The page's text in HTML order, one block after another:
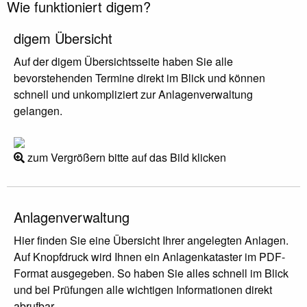
Wie funktioniert digem?
digem Übersicht
Auf der digem Übersichtsseite haben Sie alle
bevorstehenden Termine direkt im Blick und können
schnell und unkompliziert zur Anlagenverwaltung
gelangen.
zum Vergrößern bitte auf das Bild klicken
Anlagenverwaltung
Hier finden Sie eine Übersicht Ihrer angelegten Anlagen.
Auf Knopfdruck wird Ihnen ein Anlagenkataster im PDF-
Format ausgegeben. So haben Sie alles schnell im Blick
und bei Prüfungen alle wichtigen Informationen direkt